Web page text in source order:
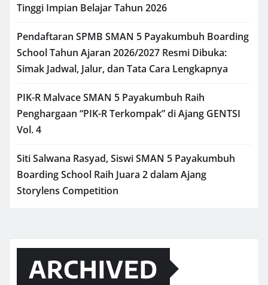
Tinggi Impian Belajar Tahun 2026
Pendaftaran SPMB SMAN 5 Payakumbuh Boarding
School Tahun Ajaran 2026/2027 Resmi Dibuka:
Simak Jadwal, Jalur, dan Tata Cara Lengkapnya
PIK-R Malvace SMAN 5 Payakumbuh Raih
Penghargaan “PIK-R Terkompak” di Ajang GENTSI
Vol. 4
Siti Salwana Rasyad, Siswi SMAN 5 Payakumbuh
Boarding School Raih Juara 2 dalam Ajang
Storylens Competition
ARCHIVED